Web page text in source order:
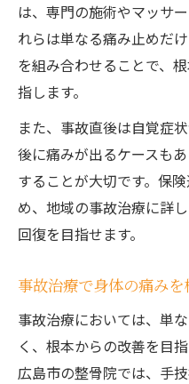
は、専門の施術やマッサ
れらは単なる痛み止めだ
を組み合わせることで、
指します。
また、事故直後は自覚症
後に痛みが出るケースも
することが大切です。保
め、地域の事故治療に詳
回復を目指せます。
事故治療で身体の痛み
事故治療においては、単
く、根本からの改善を目
広島市の整骨院では、手